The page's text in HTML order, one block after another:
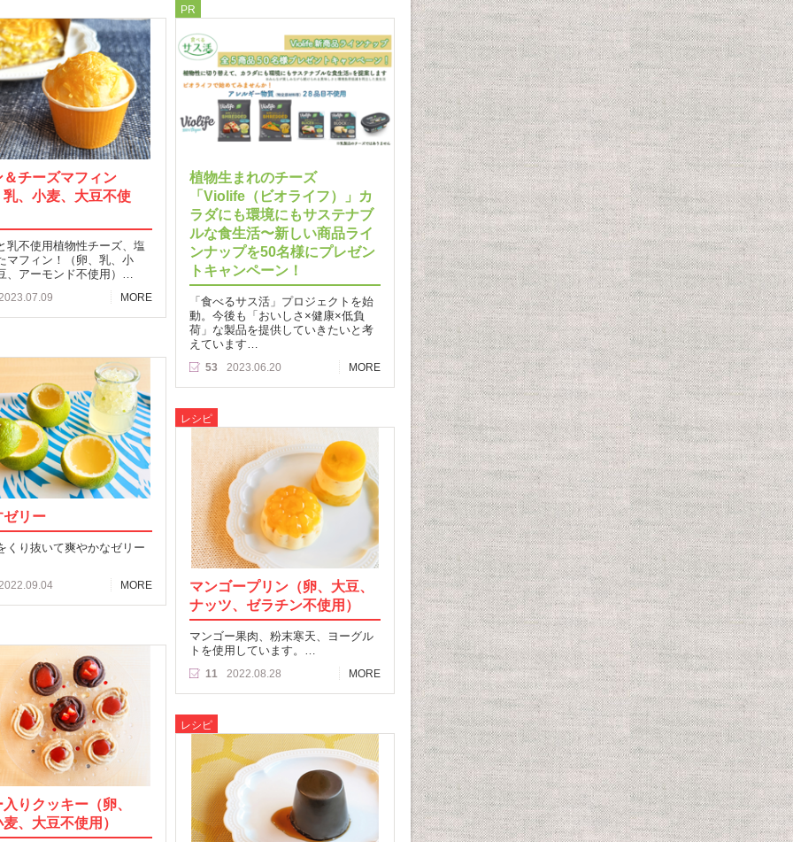
＆チーズマフィン
乳、小麦、大豆不使
乳不使用植物性チーズ、塩
マフィン！（卵、乳、小
、アーモンド不使用）…
MORE
PR
植物生まれのチーズ
「Violife（ビオライフ）」カ
ラダにも環境にもサステナブ
ルな食生活〜新しい商品ライ
ンナップを50名様にプレゼン
トキャンペーン！
「食べるサス活」プロジェクトを始
動。今後も「おいしさ×健康×低負
荷」な製品を提供していきたいと考
えています…
53 2023.06.20 MORE
ゼリー
くり抜いて爽やかなゼリー
MORE
レシピ
マンゴープリン（卵、大豆、
ナッツ、ゼラチン不使用）
マンゴー果肉、粉末寒天、ヨーグル
トを使用しています。…
11 2022.08.28 MORE
りクッキー（卵、
、大豆不使用）
レシピ